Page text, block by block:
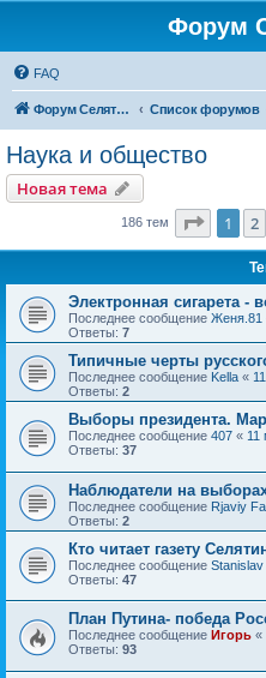
Форум
FAQ
Форум Селятино Список форумов
Наука и общество
Новая тема
186 тем 1 2
Электронная сигарета -
Последнее сообщение Женя.81
Ответы: 7
Типичные черты
Последнее сообщение Kella «
Ответы: 2
Выборы президента.
Последнее сообщение 407 « 11
Ответы: 37
Наблюдатели на
Последнее сообщение Rjaviy
Ответы: 2
Кто читает газету
Последнее сообщение Stanislav
Ответы: 47
План Путина- победа
Последнее сообщение Игорь «
Ответы: 93